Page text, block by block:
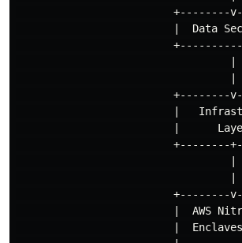
+--------
|  Data
+--------
|
|
+--------
+--------
|  AWS
|  Enclaves